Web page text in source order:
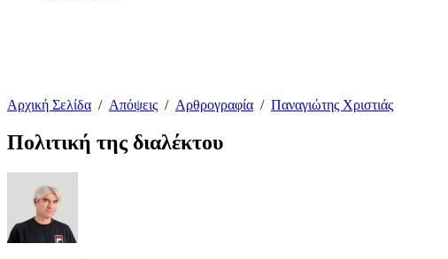
Αρχική Σελίδα / Απόψεις / Αρθρογραφία / Παναγιώτης Χριστιάς
Πολιτική της διαλέκτου